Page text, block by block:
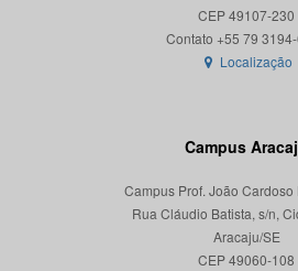
CEP 49107-230
Localização
Campus
Campus Prof. João Cardoso
Rua Cláudio Batista, s/n,
Aracaju/SE
CEP 49060-108